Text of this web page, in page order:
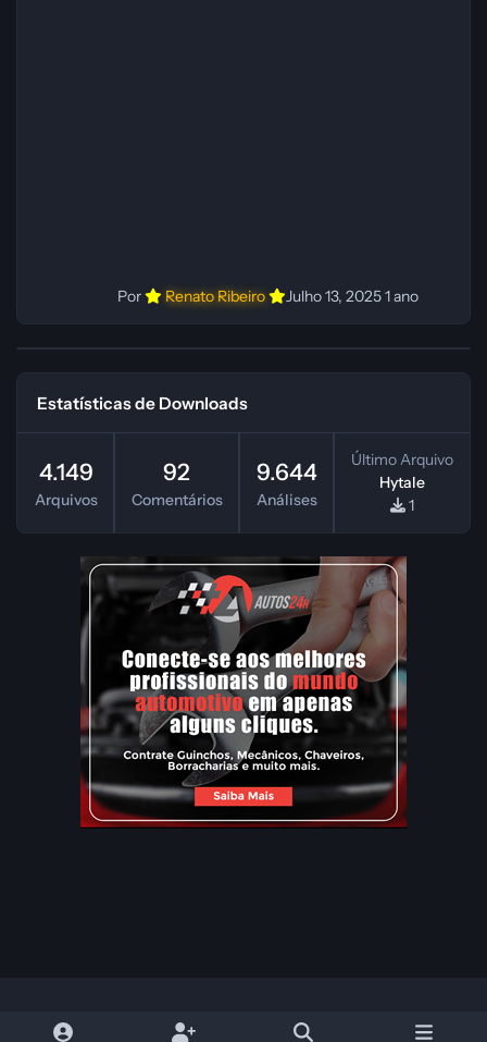
Por Renato Ribeiro Julho 13, 20251 ano
Estatísticas de Downloads
4.149
Arquivos
92
Comentários
9.644
Análises
Último Arquivo
Hytale
1